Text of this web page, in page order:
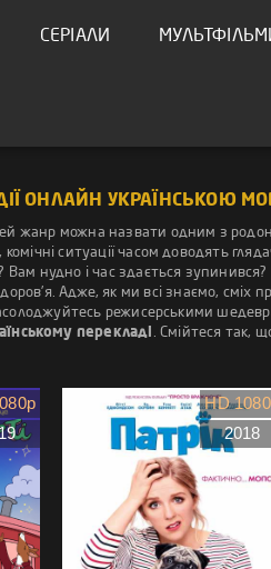
СЕРІАЛИ
ОНЛАЙН УКРАЇНСЬКОЮ
жанр можна назвати одним з
ситуації часом доводять
Вам нудно і час здається
Адже, як ми всі знаємо,
режисерськими
перекладі . Смійтеся так,
HD
2018